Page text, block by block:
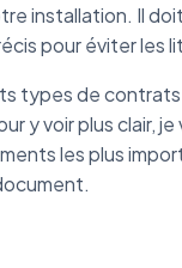
installation. Il
pour éviter les
types de
y voir plus clair,
les plus